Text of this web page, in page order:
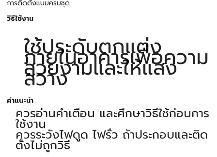
การติดตั้งแบบครบชุด
วิธีใช้งาน
ใช้ประดับตกแต่ง
ภายในอาคารเพื่อความ
สวยงามและให้แสง
สว่าง
คำแนะนำ
ควรอ่านคำเตือน และศึกษาวิธีใช้ก่อนการ
ใช้งาน
ควรระวังไฟดูด ไฟรั่ว ถ้าประกอบและติด
ตั้งไม่ถูกวิธี